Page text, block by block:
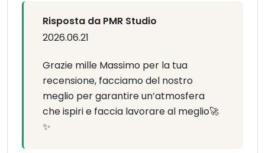
Risposta da PMR Studio
2026.06.21
Grazie mille Massimo per la tua
recensione, facciamo del nostro
meglio per garantire un’atmosfera
che ispiri e faccia lavorare al meglio🚀
✨